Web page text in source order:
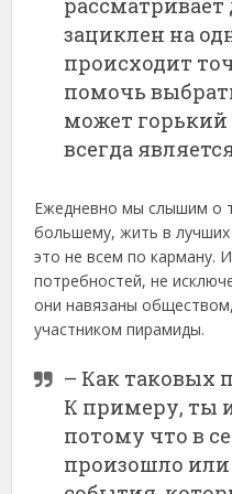
зациклен на
происходит
помочь
может горький
всегда
Ежедневно мы слышим о
большему, жить в
это не всем по карману.
потребностей, не
они навязаны
участником пирамиды.
– Как таковых
К примеру, ты
потому что в
произошло